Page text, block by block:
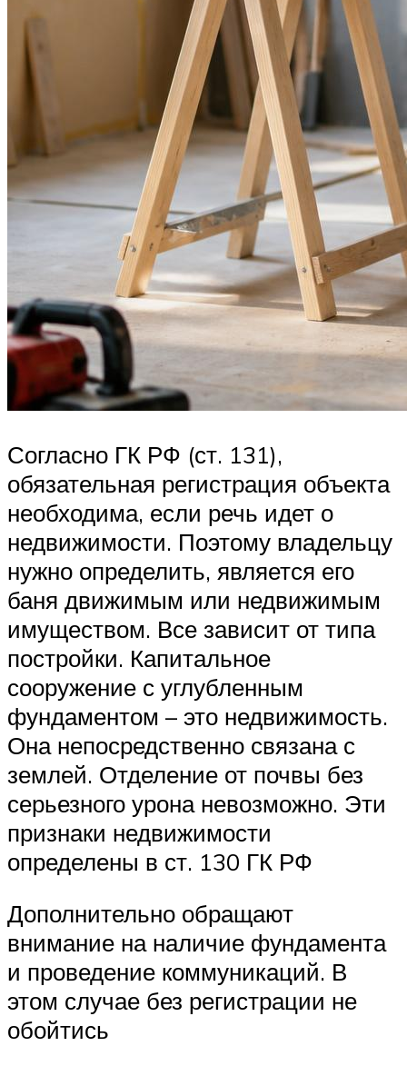
Согласно ГК РФ (ст. 131),
обязательная регистрация объекта
необходима, если речь идет о
недвижимости. Поэтому владельцу
нужно определить, является его
баня движимым или недвижимым
имуществом. Все зависит от типа
постройки. Капитальное
сооружение с углубленным
фундаментом – это недвижимость.
Она непосредственно связана с
землей. Отделение от почвы без
серьезного урона невозможно. Эти
признаки недвижимости
определены в ст. 130 ГК РФ
Дополнительно обращают
внимание на наличие фундамента
и проведение коммуникаций. В
этом случае без регистрации не
обойтись